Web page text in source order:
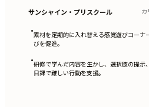
サンシャイン・プリスクール
•素材を定期的に入れ替える感覚遊びコーナ
びを促進。
•研修で学んだ内容を生かし、選択肢の提示
日課で難しい行動を支援。